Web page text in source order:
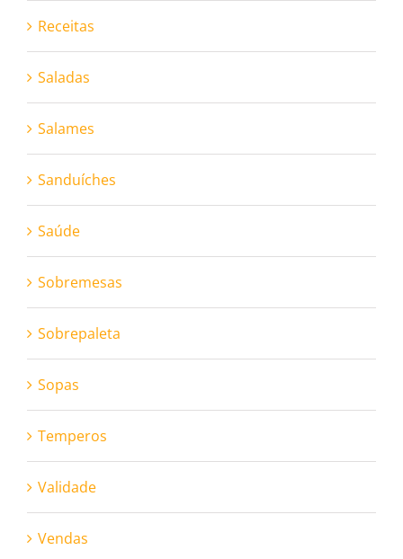
Receitas
Saladas
Salames
Sanduíches
Saúde
Sobremesas
Sobrepaleta
Sopas
Temperos
Validade
Vendas